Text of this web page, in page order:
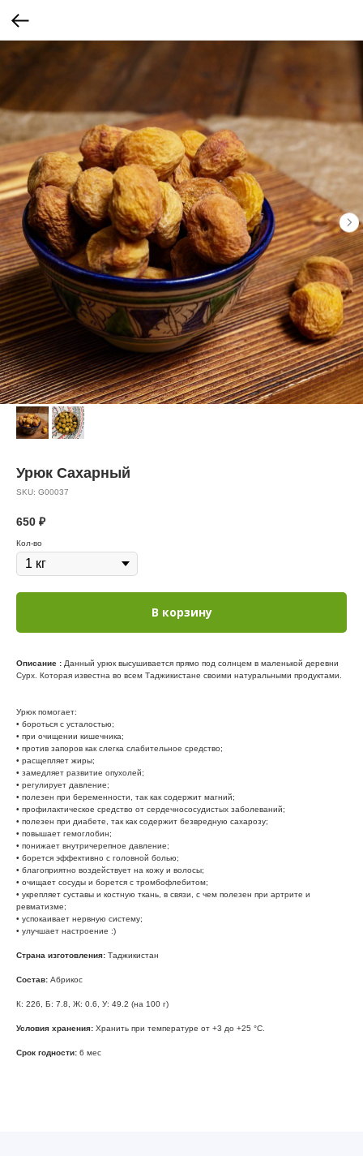
Урюк Сахарный
SKU: G00037
650 ₽
Кол-во
В корзину
Описание : Данный урюк высушивается прямо под солнцем в маленькой деревни
Сурх. Которая известна во всем Таджикистане своими натуральными продуктами.
Урюк помогает:
• бороться с усталостью;
• при очищении кишечника;
• против запоров как слегка слабительное средство;
• расщепляет жиры;
• замедляет развитие опухолей;
• регулирует давление;
• полезен при беременности, так как содержит магний;
• профилактическое средство от сердечнососудистых заболеваний;
• полезен при диабете, так как содержит безвредную сахарозу;
• повышает гемоглобин;
• понижает внутричерепное давление;
• борется эффективно с головной болью;
• благоприятно воздействует на кожу и волосы;
• очищает сосуды и борется с тромбофлебитом;
• укрепляет суставы и костную ткань, в связи, с чем полезен при артрите и
ревматизме;
• успокаивает нервную систему;
• улучшает настроение :)
Страна изготовления: Таджикистан
Состав: Абрикос
К: 226, Б: 7.8, Ж: 0.6, У: 49.2 (на 100 г)
Условия хранения: Хранить при температуре от +3 до +25 °С.
Срок годности: 6 мес